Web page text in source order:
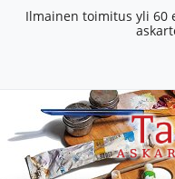
Ilmainen toimitus yli 60